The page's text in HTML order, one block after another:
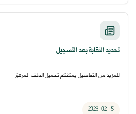
تحديد النقابة بعد التسجيل
للمزيد من التفاصيل يمكنكم تحميل الملف المرفق
2023-02-15